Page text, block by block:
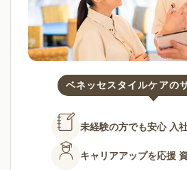
ベネッセスタイルケアの
未経験の方でも安心 入
キャリアアップを応援